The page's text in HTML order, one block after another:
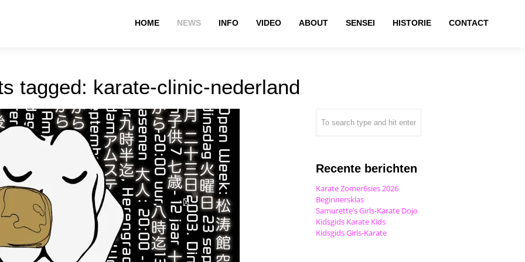
HOME NEWS INFO VIDEO ABOUT SENSEI HISTORIE CONTACT
tagged: karate-clinic-nederland
Recente berichten
Karate Zomer6sies 2026
Beginnersklas
Samurette’s Girls-Karate Dojo
Kidsgids Karate Kids
Kidsgids Girls-Karate